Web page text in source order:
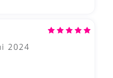
2024